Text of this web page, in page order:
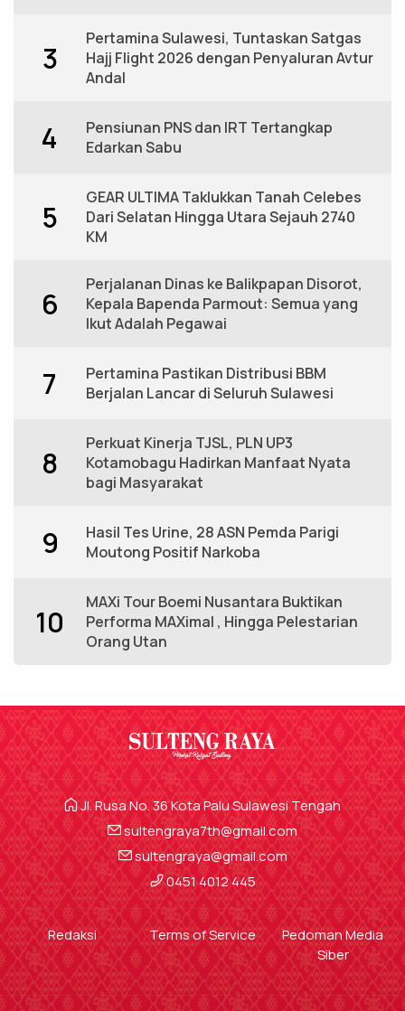
3
Pertamina Sulawesi, Tuntaskan Satgas
Hajj Flight 2026 dengan Penyaluran Avtur
Andal
4
Pensiunan PNS dan IRT Tertangkap
Edarkan Sabu
5
GEAR ULTIMA Taklukkan Tanah Celebes
Dari Selatan Hingga Utara Sejauh 2740
KM
6
Perjalanan Dinas ke Balikpapan Disorot,
Kepala Bapenda Parmout: Semua yang
Ikut Adalah Pegawai
7
Pertamina Pastikan Distribusi BBM
Berjalan Lancar di Seluruh Sulawesi
8
Perkuat Kinerja TJSL, PLN UP3
Kotamobagu Hadirkan Manfaat Nyata
bagi Masyarakat
9
Hasil Tes Urine, 28 ASN Pemda Parigi
Moutong Positif Narkoba
10
MAXi Tour Boemi Nusantara Buktikan
Performa MAXimal , Hingga Pelestarian
Orang Utan
Jl. Rusa No. 36 Kota Palu Sulawesi Tengah
sultengraya7th@gmail.com
sultengraya@gmail.com
0451 4012 445
Redaksi Terms of Service
Pedoman Media
Siber